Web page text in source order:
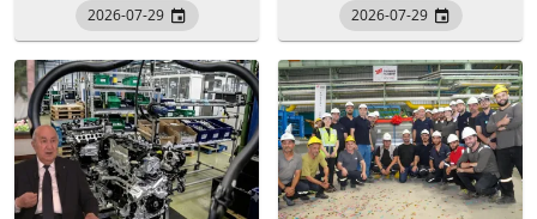
2026-07-29
2026-07-29